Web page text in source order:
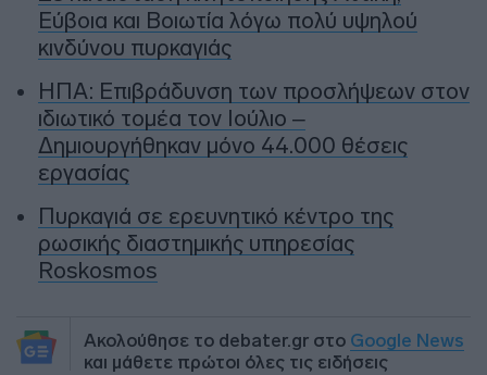
Εύβοια και Βοιωτία λόγω πολύ υψηλού
κινδύνου πυρκαγιάς
ΗΠΑ: Επιβράδυνση των προσλήψεων στον
ιδιωτικό τομέα τον Ιούλιο –
Δημιουργήθηκαν μόνο 44.000 θέσεις
εργασίας
Πυρκαγιά σε ερευνητικό κέντρο της
ρωσικής διαστημικής υπηρεσίας
Roskosmos
Ακολούθησε το debater.gr στο Google News
και μάθετε πρώτοι όλες τις ειδήσεις